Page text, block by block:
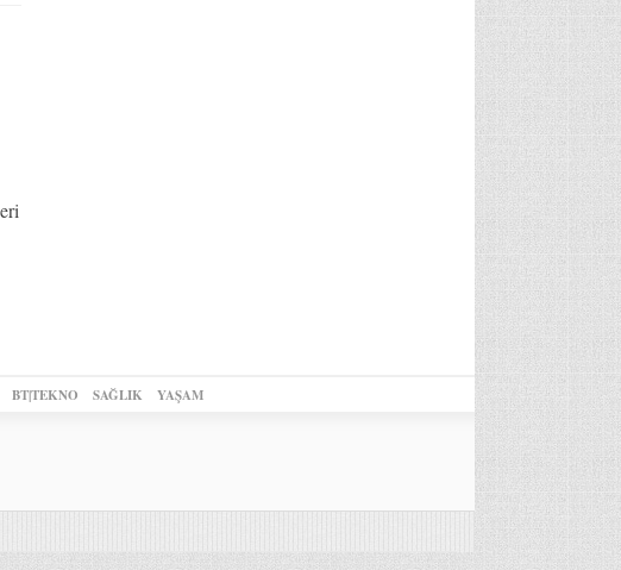
BT|TEKNO SAĞLIK YAŞAM